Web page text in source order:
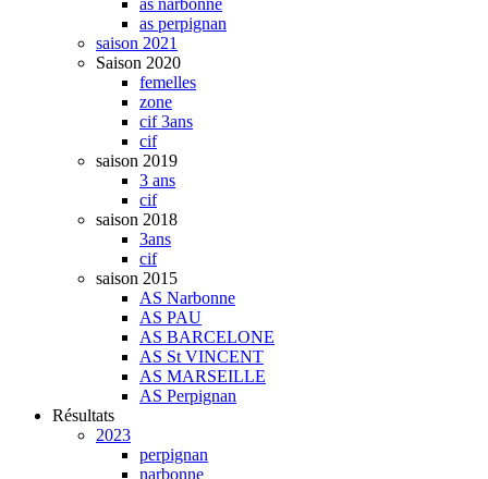
as narbonne
as perpignan
saison 2021
Saison 2020
femelles
zone
cif 3ans
cif
saison 2019
3 ans
cif
saison 2018
3ans
cif
saison 2015
AS Narbonne
AS PAU
AS BARCELONE
AS St VINCENT
AS MARSEILLE
AS Perpignan
Résultats
2023
perpignan
narbonne